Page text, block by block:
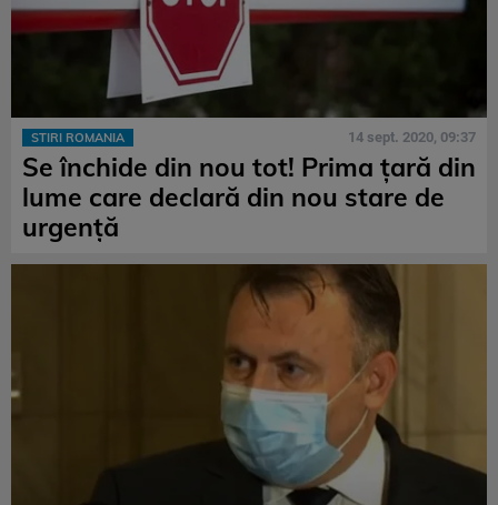
STIRI ROMANIA 14 sept. 2020, 09:37
Se închide din nou tot! Prima țară din
lume care declară din nou stare de
urgență